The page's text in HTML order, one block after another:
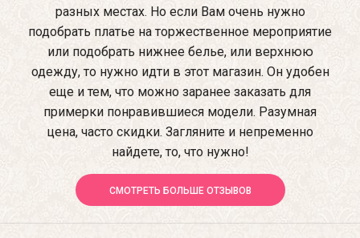
разных местах. Но если Вам очень нужно
подобрать платье на торжественное мероприятие
или подобрать нижнее белье, или верхнюю
одежду, то нужно идти в этот магазин. Он удобен
еще и тем, что можно заранее заказать для
примерки понравившиеся модели. Разумная
цена, часто скидки. Загляните и непременно
найдете, то, что нужно!
СМОТРЕТЬ БОЛЬШЕ ОТЗЫВОВ